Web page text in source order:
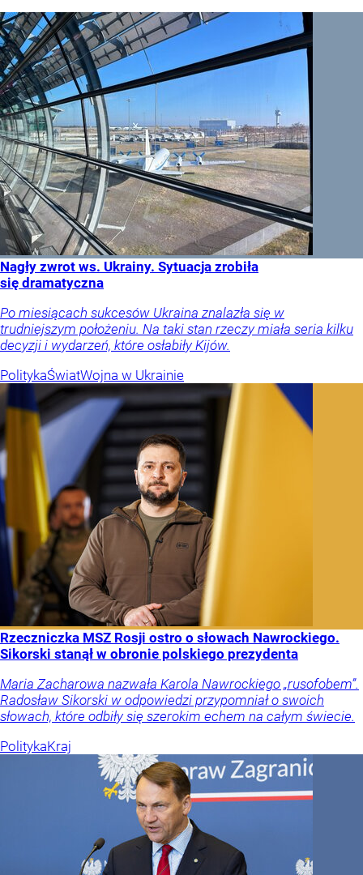
Nagły zwrot ws. Ukrainy. Sytuacja zrobiła
się dramatyczna
Po miesiącach sukcesów Ukraina znalazła się w
trudniejszym położeniu. Na taki stan rzeczy miała seria kilku
decyzji i wydarzeń, które osłabiły Kijów.
PolitykaŚwiatWojna w Ukrainie
Rzeczniczka MSZ Rosji ostro o słowach Nawrockiego.
Sikorski stanął w obronie polskiego prezydenta
Maria Zacharowa nazwała Karola Nawrockiego „rusofobem”.
Radosław Sikorski w odpowiedzi przypomniał o swoich
słowach, które odbiły się szerokim echem na całym świecie.
PolitykaKraj